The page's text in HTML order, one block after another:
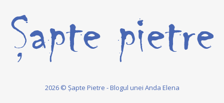
2026 © Șapte Pietre - Blogul unei Anda Elena